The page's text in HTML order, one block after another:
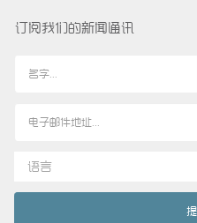
订阅我们的新闻通讯
语言